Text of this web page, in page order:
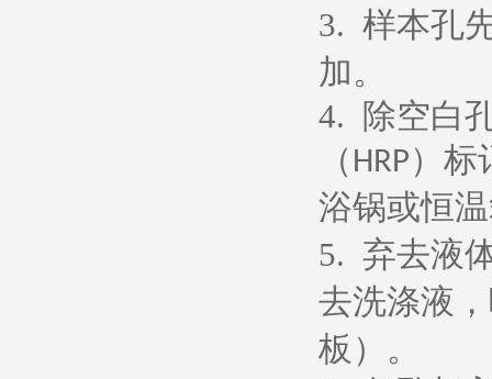
3. 样本孔
加。
4. 除空白
（ HRP）标
浴锅或恒
5. 弃去液
去洗涤液
板）。